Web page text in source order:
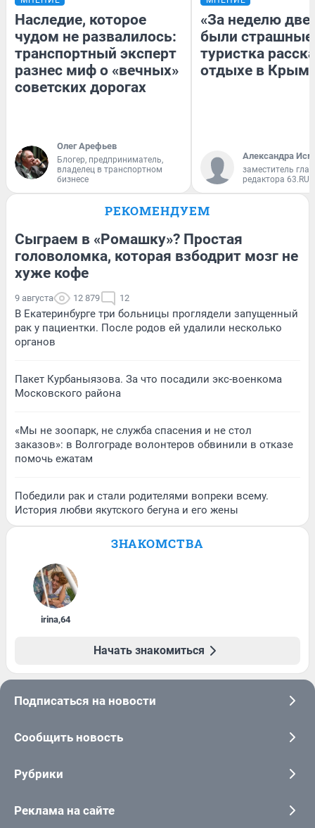
Наследие, которое
чудом не развалилось:
транспортный эксперт
разнес миф о «вечных»
советских дорогах
Олег Арефьев
Блогер, предприниматель,
владелец в транспортном
бизнесе
«За неделю две
были
туристка
отдыхе в
Александра
заместитель
редактора 63.RU
РЕКОМЕНДУЕМ
Сыграем в «Ромашку»? Простая
головоломка, которая взбодрит мозг не
хуже кофе
9 августа 12 879 12
В Екатеринбурге три больницы проглядели запущенный
рак у пациентки. После родов ей удалили несколько
органов
Пакет Курбаныязова. За что посадили экс-военкома
Московского района
«Мы не зоопарк, не служба спасения и не стол
заказов»: в Волгограде волонтеров обвинили в отказе
помочь ежатам
Победили рак и стали родителями вопреки всему.
История любви якутского бегуна и его жены
ЗНАКОМСТВА
irina,64
Начать знакомиться
Подписаться на новости
Сообщить новость
Рубрики
Реклама на сайте